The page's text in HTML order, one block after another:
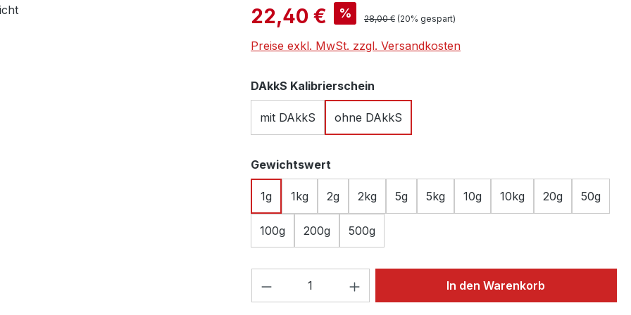
Verkaufspreis:
22,40 € % Regulärer Preis:
28,00 € (20% gespart)
Preise exkl. MwSt. zzgl. Versandkosten
DAkkS Kalibrierschein
mit DAkkS ohne DAkkS
Gewichtswert
1g 1kg 2g 2kg 5g 5kg 10g 10kg 20g 50g
100g 200g 500g
Produkt Anzahl: Gib den gewünschten Wert
In den Warenkorb